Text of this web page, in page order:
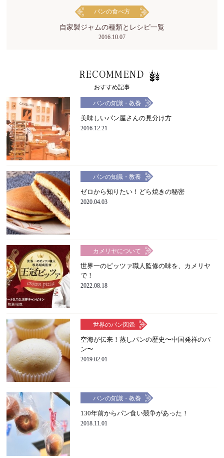
パンの食べ方
自家製ジャムの種類とレシピ一覧
2016.10.07
RECOMMEND
おすすめ記事
パンの知識・教養
美味しいパン屋さんの見分け方
2016.12.21
パンの知識・教養
ゼロから知りたい！どら焼きの秘密
2020.04.03
カメリヤについて
世界一のピッツァ職人監修の味を、カメリヤ
で！
2022.08.18
世界のパン図鑑
空海が伝来！蒸しパンの歴史〜中国発祥のパ
ン〜
2019.02.01
パンの知識・教養
130年前からパン食い競争があった！
2018.11.01